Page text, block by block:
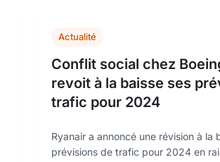
Actualité
Conflit social chez
revoit à la baisse ses
trafic pour 2024
Ryanair a annoncé une révision à la
prévisions de trafic pour 2024 en